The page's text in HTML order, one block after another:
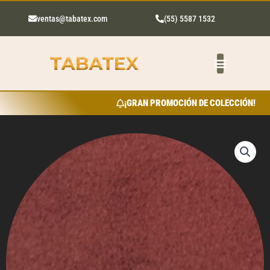
ventas@tabatex.com (55) 5587 1532
¡GRAN PROMOCIÓN DE COLECCIÓN!